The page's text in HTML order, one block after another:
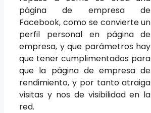
página de empresa de
Facebook, como se convierte un
perfil personal en página de
empresa, y que parámetros hay
que tener cumplimentados para
que la página de empresa de
rendimiento, y por tanto atraiga
visitas y nos de visibilidad en la
red.